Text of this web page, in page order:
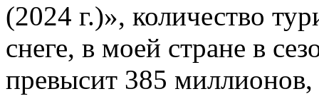
(2024 г.)», количество
снеге, в моей стране в
превысит 385 миллионов,